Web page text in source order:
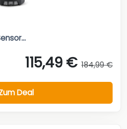
115,49 € 184,99 €
Deal